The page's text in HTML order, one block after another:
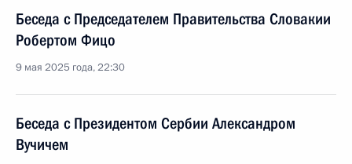
Беседа с Председателем Правительства Словакии
Робертом Фицо
9 мая 2025 года, 22:30
Беседа с Президентом Сербии Александром
Вучичем